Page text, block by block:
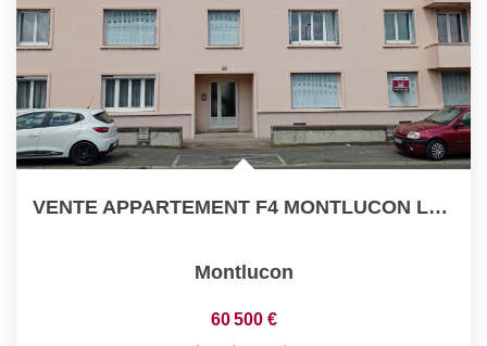
VENTE APPARTEMENT F4 MONTLUCON LOUE INVESTISEMENT LOCATIF
Montlucon
60 500 €